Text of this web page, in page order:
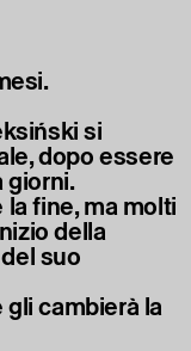
si
dopo essere
giorni.
la fine, ma molti
della
suo
cambierà la